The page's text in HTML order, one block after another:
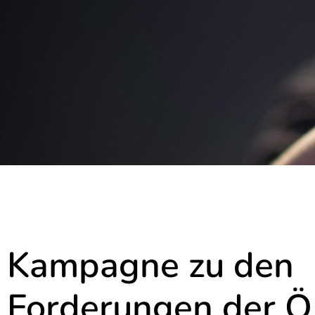
Kampagne zu den